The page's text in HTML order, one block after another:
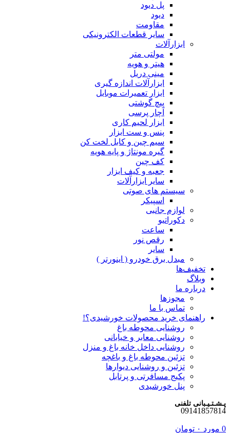
پل دیود
دیود
مقاومت
سایر قطعات الکترونیکی
ابزارآلات
مولتی متر
هیتر و هویه
مینی دریل
ابزارآلات اندازه گیری
ابزار تعمیرات موبایل
پیچ گوشتی
آچار پرسی
ابزار لحیم کاری
پنس و ست ابزار
سیم چین و کابل لخت کن
گیره مونتاژ و پایه هویه
کف چین
جعبه و کیف ابزار
سایر ابزارآلات
سیستم های صوتی
اسپیکر
لوازم جانبی
دکوراتیو
ساعت
رقص نور
سایر
مبدل برق خودرو ( اینورتر )
تخفیف‌ها
وبلاگ
درباره ما
مجوزها
تماس با ما
راهنمای خرید محصولات خورشیدی؟!
روشنایی محوطه باغ
روشنایی معابر و خیابانی
روشنایی داخل خانه باغ و منزل
تزئین محوطه باغ و باغچه
تزئین و روشنایی دیوارها
پکیج مسافرتی و پرتابل
پنل خورشیدی
پـشـتـیـبانی تلفنی
09141857814
0 مورد ۰ تومان